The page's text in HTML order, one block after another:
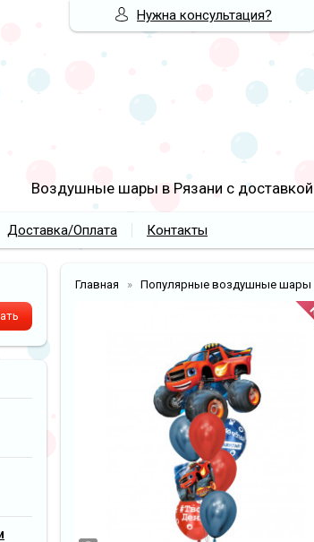
Воздушные шары в Рязани с
Доставка/Оплата Контакты
Главная Популярные воздушные шары
Нужна консультация?